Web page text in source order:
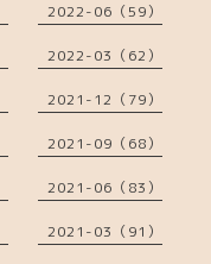
2022-06（59）
2022-03（62）
2021-12（79）
2021-09（68）
2021-06（83）
2021-03（91）